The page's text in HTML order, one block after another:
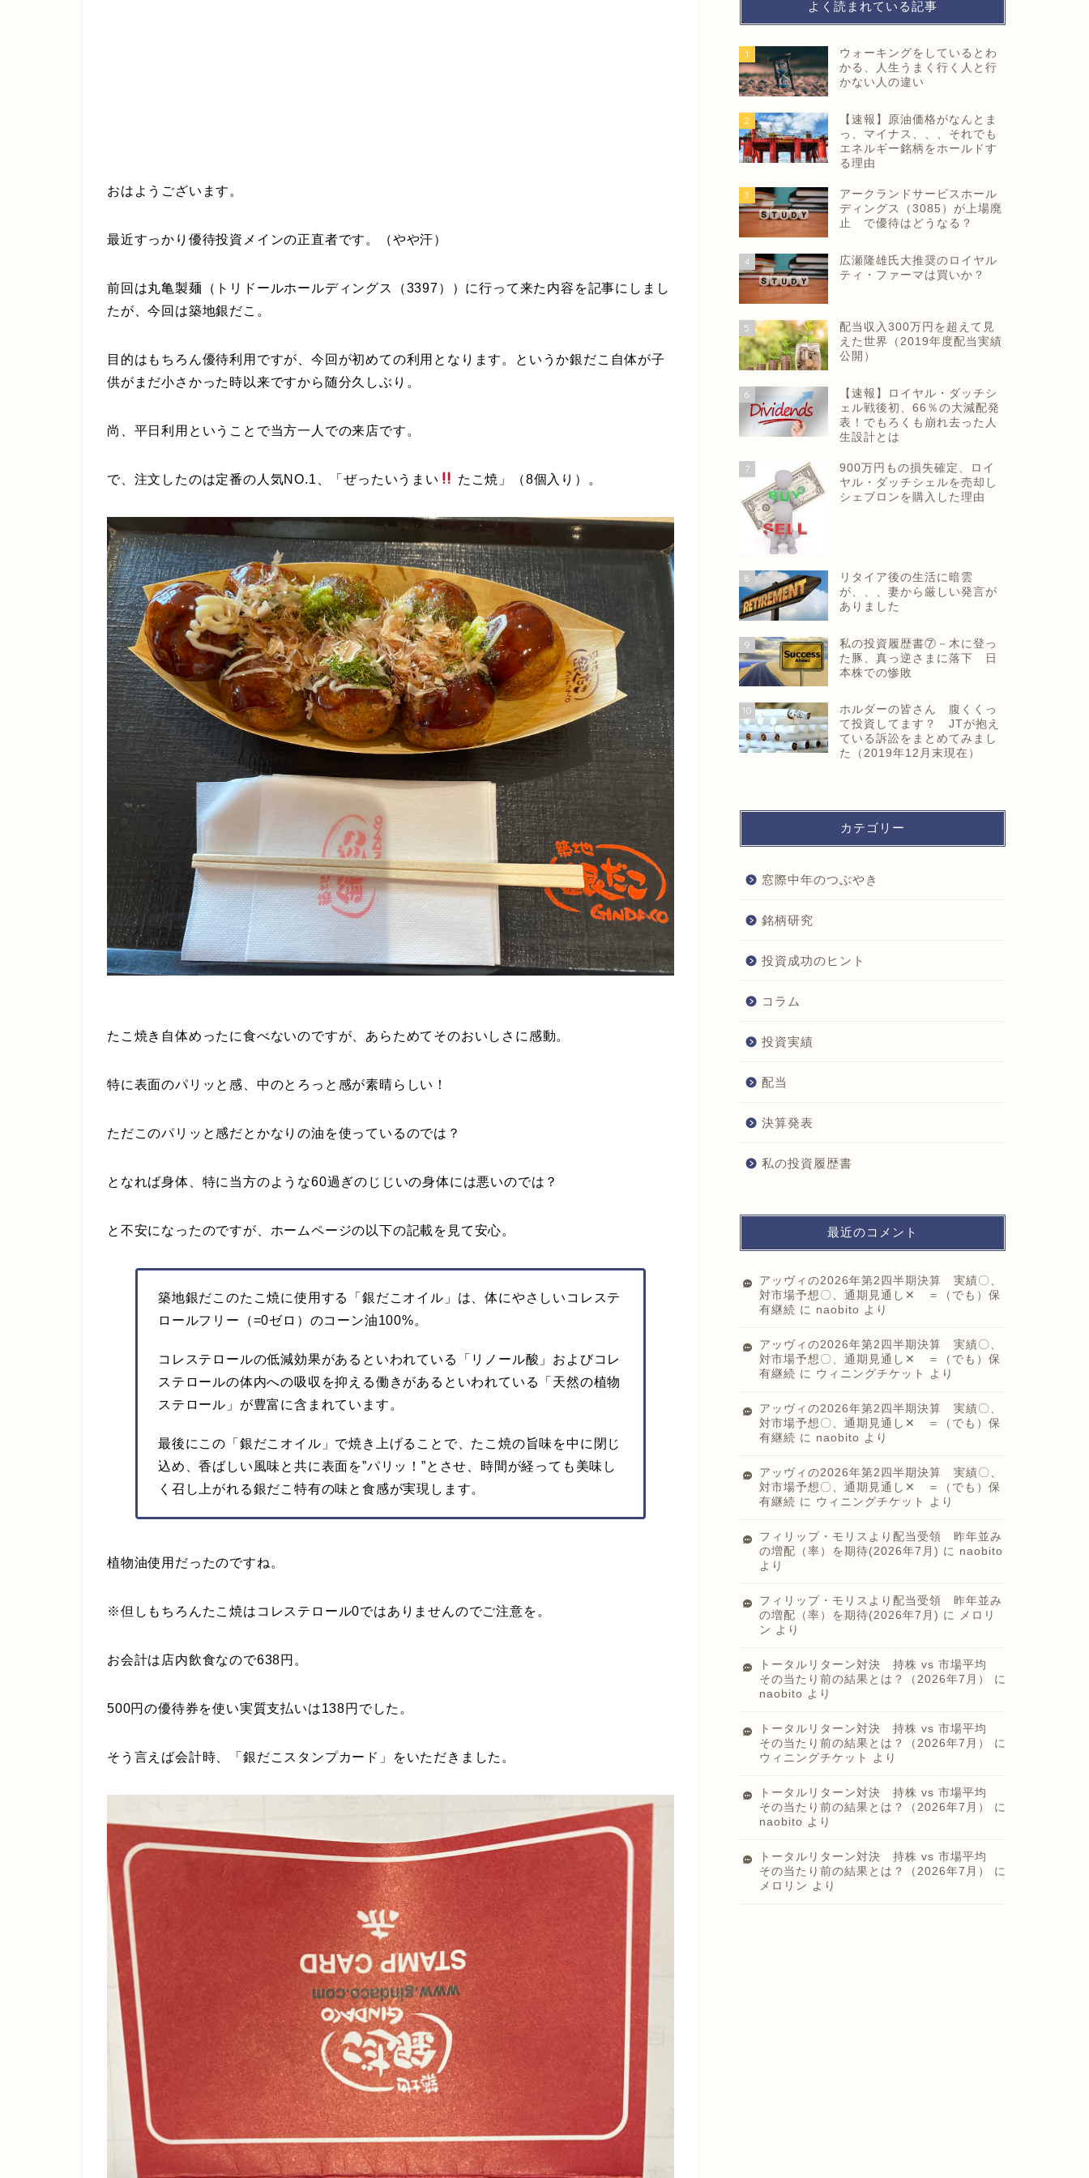
おはようございます。
最近すっかり優待投資メインの正直者です。（やや汗）
前回は丸亀製麺（トリドールホールディングス（3397））に行って来た内容を記事にしまし
たが、今回は築地銀だこ。
目的はもちろん優待利用ですが、今回が初めての利用となります。というか銀だこ自体が子
供がまだ小さかった時以来ですから随分久しぶり。
尚、平日利用ということで当方一人での来店です。
で、注文したのは定番の人気NO.1、「ぜったいうまい たこ焼」（8個入り）。
たこ焼き自体めったに食べないのですが、あらためてそのおいしさに感動。
特に表面のパリッと感、中のとろっと感が素晴らしい！
ただこのパリッと感だとかなりの油を使っているのでは？
となれば身体、特に当方のような60過ぎのじじいの身体には悪いのでは？
と不安になったのですが、ホームページの以下の記載を見て安心。
築地銀だこのたこ焼に使用する「銀だこオイル」は、体にやさしいコレステ
ロールフリー（=0ゼロ）のコーン油100%。
コレステロールの低減効果があるといわれている「リノール酸」およびコレ
ステロールの体内への吸収を抑える働きがあるといわれている「天然の植物
ステロール」が豊富に含まれています。
最後にこの「銀だこオイル」で焼き上げることで、たこ焼の旨味を中に閉じ
込め、香ばしい風味と共に表面を”パリッ！”とさせ、時間が経っても美味し
く召し上がれる銀だこ特有の味と食感が実現します。
植物油使用だったのですね。
※但しもちろんたこ焼はコレステロール0ではありませんのでご注意を。
お会計は店内飲食なので638円。
500円の優待券を使い実質支払いは138円でした。
そう言えば会計時、「銀だこスタンプカード」をいただきました。
よく読まれている記事
1
ウォーキングをしているとわ
かる、人生うまく行く人と行
かない人の違い
2
【速報】原油価格がなんとま
っ、マイナス、、、それでも
エネルギー銘柄をホールドす
る理由
3
アークランドサービスホール
ディングス（3085）が上場廃
止 で優待はどうなる？
4
広瀬隆雄氏大推奨のロイヤル
ティ・ファーマは買いか？
5
配当収入300万円を超えて見
えた世界（2019年度配当実績
公開）
6
【速報】ロイヤル・ダッチシ
ェル戦後初、66％の大減配発
表！でもろくも崩れ去った人
生設計とは
7
900万円もの損失確定、ロイ
ヤル・ダッチシェルを売却し
シェブロンを購入した理由
8
リタイア後の生活に暗雲
が、、、妻から厳しい発言が
ありました
9
私の投資履歴書⑦－木に登っ
た豚、真っ逆さまに落下 日
本株での惨敗
10
ホルダーの皆さん 腹くくっ
て投資してます？ JTが抱え
ている訴訟をまとめてみまし
た（2019年12月末現在）
カテゴリー
窓際中年のつぶやき
銘柄研究
投資成功のヒント
コラム
投資実績
配当
決算発表
私の投資履歴書
最近のコメント
アッヴィの2026年第2四半期決算 実績〇、
対市場予想〇、通期見通し✕ ＝（でも）保
有継続 に naobito より
アッヴィの2026年第2四半期決算 実績〇、
対市場予想〇、通期見通し✕ ＝（でも）保
有継続 に ウィニングチケット より
アッヴィの2026年第2四半期決算 実績〇、
対市場予想〇、通期見通し✕ ＝（でも）保
有継続 に naobito より
アッヴィの2026年第2四半期決算 実績〇、
対市場予想〇、通期見通し✕ ＝（でも）保
有継続 に ウィニングチケット より
フィリップ・モリスより配当受領 昨年並み
の増配（率）を期待(2026年7月) に naobito
より
フィリップ・モリスより配当受領 昨年並み
の増配（率）を期待(2026年7月) に メロリ
ン より
トータルリターン対決 持株 vs 市場平均
その当たり前の結果とは？（2026年7月）
に
naobito より
トータルリターン対決 持株 vs 市場平均
その当たり前の結果とは？（2026年7月）
に
ウィニングチケット
より
トータルリターン対決 持株 vs 市場平均
その当たり前の結果とは？（2026年7月）
に
naobito より
トータルリターン対決 持株 vs 市場平均
その当たり前の結果とは？（2026年7月）
に
メロリン より